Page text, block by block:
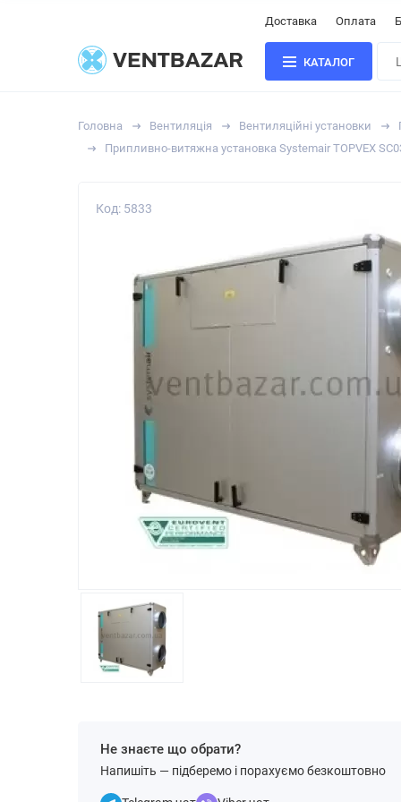
Доставка Оплата
КАТАЛОГ
Головна Вентиляція Вентиляційні установки
Припливно-витяжна установка Systemair TOPVEX
Код: 5833
Не знаєте що обрати?
Напишіть — підберемо і порахуємо безкоштовно